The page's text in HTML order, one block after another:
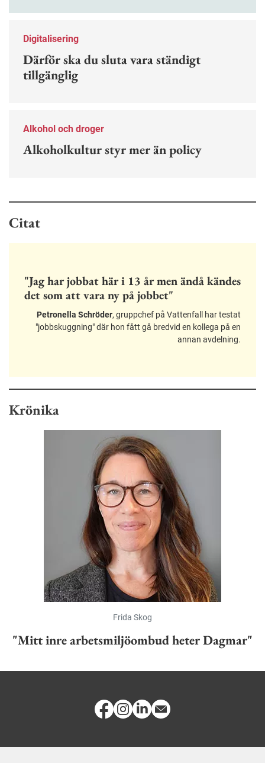
Digitalisering
Därför ska du sluta vara ständigt
tillgänglig
Alkohol och droger
Alkoholkultur styr mer än policy
Citat
"Jag har jobbat här i 13 år men ändå kändes
det som att vara ny på jobbet"
Petronella Schröder, gruppchef på Vattenfall har testat
"jobbskuggning" där hon fått gå bredvid en kollega på en
annan avdelning.
Krönika
Frida Skog
"Mitt inre arbetsmiljöombud heter Dagmar"